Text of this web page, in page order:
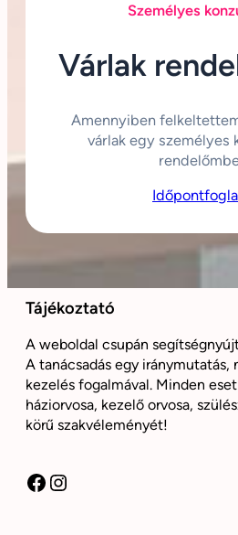
Személyes
Várlak
Amennyiben
várlak egy személyes
Tájékoztató
A weboldal csupán
A tanácsadás egy iránymutatás,
kezelés fogalmával. Minden
háziorvosa, kezelő orvosa,
körű szakvéleményét!
Facebook Instagram